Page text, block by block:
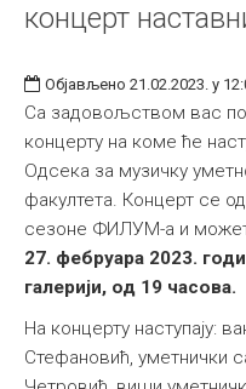
концерт
Објављено 21.02.2023. у
Са задовољством вас
концерту на коме ће
Одсека за музичку
факултета. Концерт се
сезоне ФИЛУМ-а и
27. фебруара 2023.
галерији, од 19 часова.
На концерту наступају:
Стефановић, уметнички